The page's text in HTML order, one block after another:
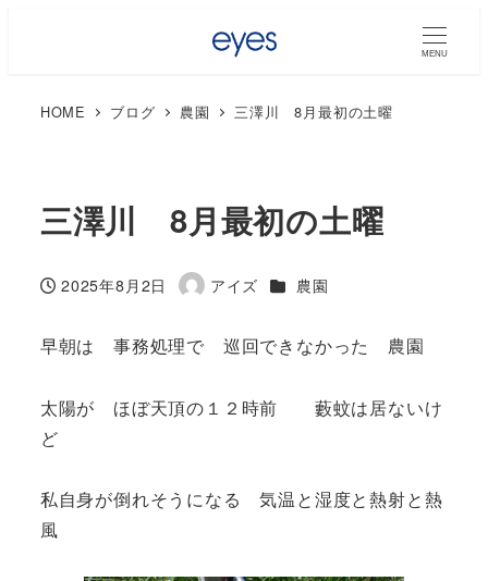
MENU
HOME ブログ 農園 三澤川 8月最初の土曜
三澤川 8月最初の土曜
投稿日
2025年8月2日
著
アイズ カテゴリー
農園
早朝は 事務処理で 巡回できなかった 農園
太陽が ほぼ天頂の１２時前 藪蚊は居ないけ
ど
私自身が倒れそうになる 気温と湿度と熱射と熱
風